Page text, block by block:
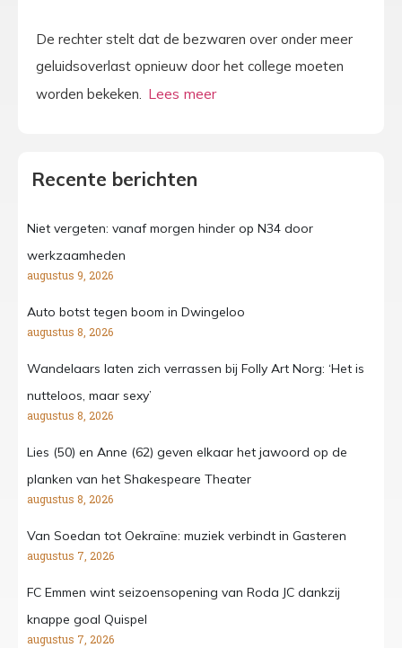
De rechter stelt dat de bezwaren over onder meer
geluidsoverlast opnieuw door het college moeten
worden bekeken.
Recente berichten
Niet vergeten: vanaf morgen hinder op N34 door
werkzaamheden
augustus 9, 2026
Auto botst tegen boom in Dwingeloo
augustus 8, 2026
Wandelaars laten zich verrassen bij Folly Art Norg: ‘Het is
nutteloos, maar sexy’
augustus 8, 2026
Lies (50) en Anne (62) geven elkaar het jawoord op de
planken van het Shakespeare Theater
augustus 8, 2026
Van Soedan tot Oekraïne: muziek verbindt in Gasteren
augustus 7, 2026
FC Emmen wint seizoensopening van Roda JC dankzij
knappe goal Quispel
augustus 7, 2026